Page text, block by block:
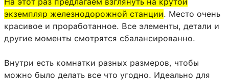
Лестница 65:0
Белая шерсть 35:0
Настенная табличка 68:0 12
Красный факел (вкл.) 76:0 8
экземпляр железнодорожной станции. Место очень
красивое и проработанное. Все элементы, детали и
другие моменты смотрятся сбалансированно.
Внутри есть комнатки разных размеров, чтобы
можно было делать все что угодно. Идеально для